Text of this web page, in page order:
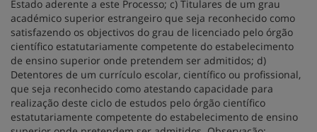
Estado aderente a este Processo; c) Titulares de um grau
académico superior estrangeiro que seja reconhecido como
satisfazendo os objectivos do grau de licenciado pelo órgão
científico estatutariamente competente do estabelecimento
de ensino superior onde pretendem ser admitidos; d)
Detentores de um currículo escolar, científico ou profissional,
que seja reconhecido como atestando capacidade para
realização deste ciclo de estudos pelo órgão científico
estatutariamente competente do estabelecimento de ensino